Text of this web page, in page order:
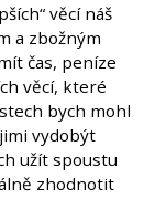
věcí náš
a zbožným
čas, peníze
věcí, které
bych mohl
vydobýt
užít spoustu
zhodnotit